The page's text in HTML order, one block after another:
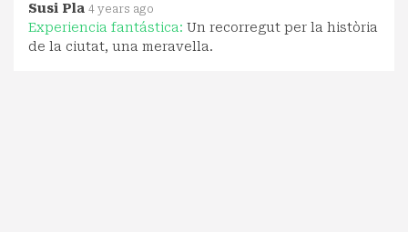
Susi Pla 4 years ago
Experiencia fantástica: Un recorregut per la història
de la ciutat, una meravella.